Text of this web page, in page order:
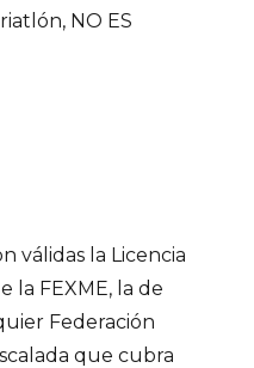
NO ES
válidas la Licencia
la FEXME, la de
Federación
que cubra